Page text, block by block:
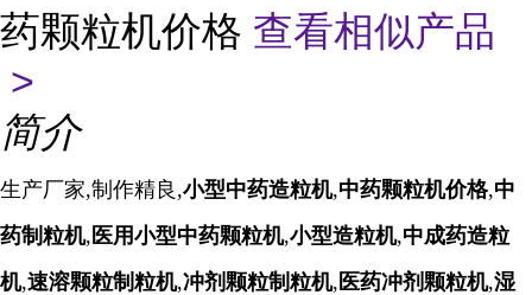
药颗粒机价格 查看相似产品
>
简介
生产厂家,制作精良,小型中药造粒机,中药颗粒机价格,中
药制粒机, 医用小型中药颗粒机,小型造粒机,中成药造粒
机,速溶颗粒制粒机,冲剂颗粒制粒机, 医药冲剂颗粒机,湿